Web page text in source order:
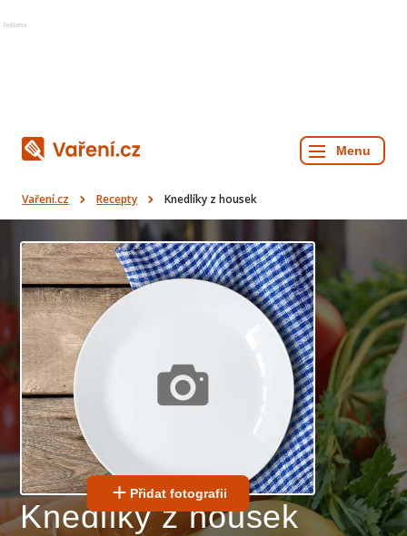
Reklama
Vaření.cz Recepty Knedlíky z housek
Přidat fotografii
Knedlíky z housek